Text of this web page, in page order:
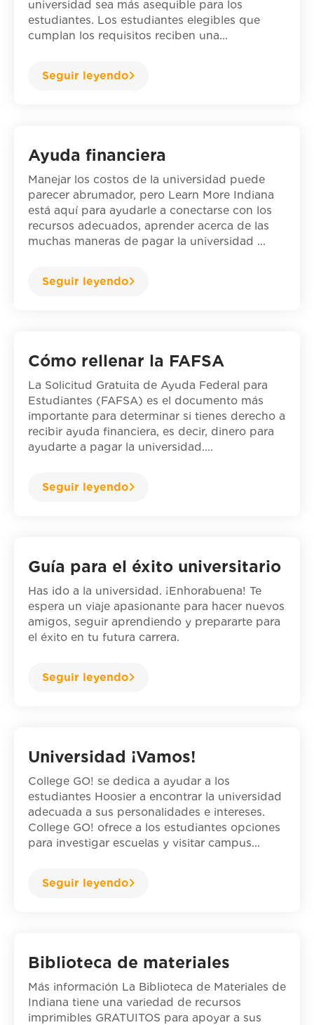
universidad sea más asequible para los
estudiantes. Los estudiantes elegibles que
cumplan los requisitos reciben una...
Seguir leyendo
Ayuda financiera
Manejar los costos de la universidad puede
parecer abrumador, pero Learn More Indiana
está aquí para ayudarle a conectarse con los
recursos adecuados, aprender acerca de las
muchas maneras de pagar la universidad ...
Seguir leyendo
Cómo rellenar la FAFSA
La Solicitud Gratuita de Ayuda Federal para
Estudiantes (FAFSA) es el documento más
importante para determinar si tienes derecho a
recibir ayuda financiera, es decir, dinero para
ayudarte a pagar la universidad....
Seguir leyendo
Guía para el éxito universitario
Has ido a la universidad. ¡Enhorabuena! Te
espera un viaje apasionante para hacer nuevos
amigos, seguir aprendiendo y prepararte para
el éxito en tu futura carrera.
Seguir leyendo
Universidad ¡Vamos!
College GO! se dedica a ayudar a los
estudiantes Hoosier a encontrar la universidad
adecuada a sus personalidades e intereses.
College GO! ofrece a los estudiantes opciones
para investigar escuelas y visitar campus...
Seguir leyendo
Biblioteca de materiales
Más información La Biblioteca de Materiales de
Indiana tiene una variedad de recursos
imprimibles GRATUITOS para apoyar a sus